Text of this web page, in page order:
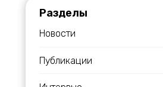
Разделы
Новости
Публикации